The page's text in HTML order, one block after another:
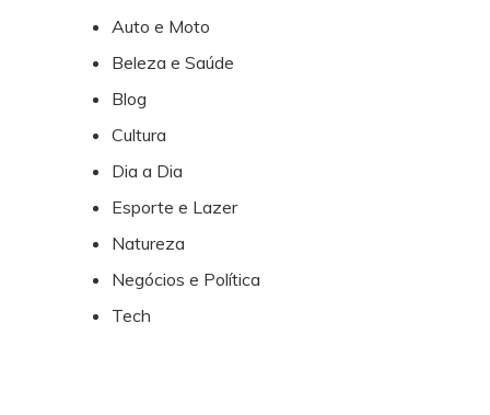
Auto e Moto
Beleza e Saúde
Blog
Cultura
Dia a Dia
Esporte e Lazer
Natureza
Negócios e Política
Tech